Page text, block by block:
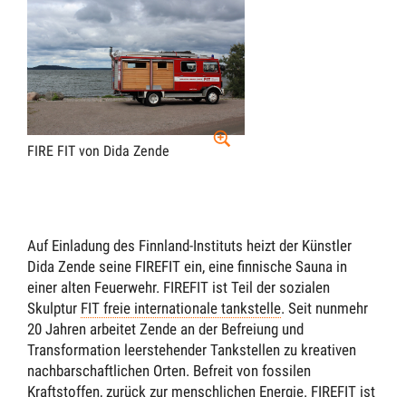
FIRE FIT von Dida Zende
Auf Einladung des Finnland-Instituts heizt der Künstler
Dida Zende seine FIREFIT ein, eine finnische Sauna in
einer alten Feuerwehr. FIREFIT ist Teil der sozialen
Skulptur FIT freie internationale tankstelle. Seit nunmehr
20 Jahren arbeitet Zende an der Befreiung und
Transformation leerstehender Tankstellen zu kreativen
nachbarschaftlichen Orten. Befreit von fossilen
Kraftstoffen, zurück zur menschlichen Energie. FIREFIT ist